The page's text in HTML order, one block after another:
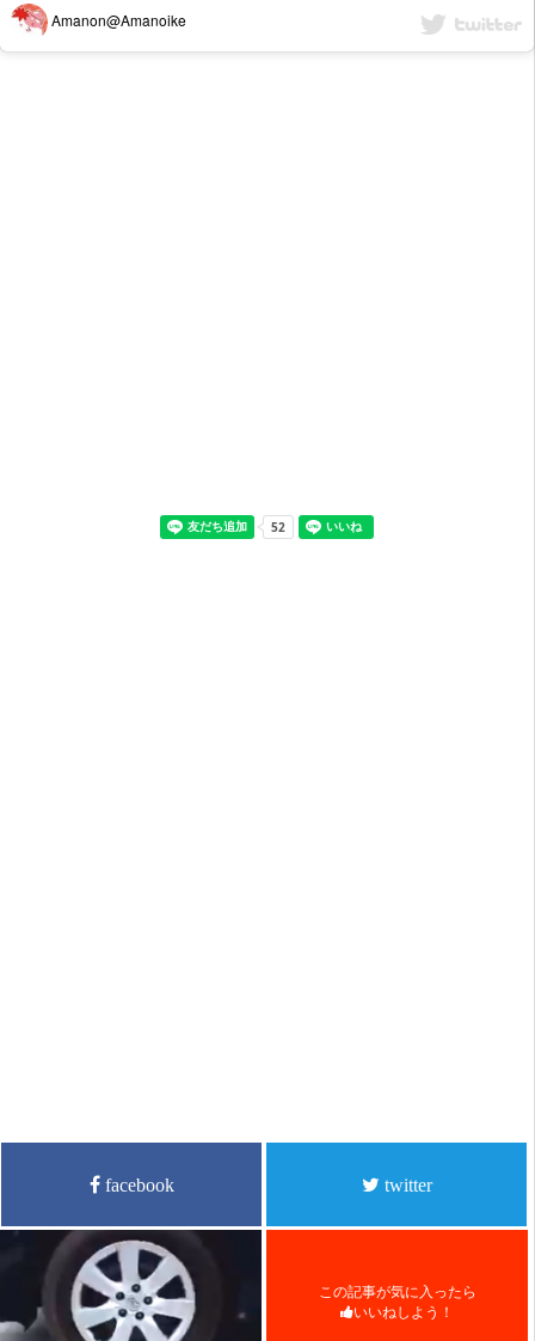
Amanon@Amanoike
facebook twitter
この記事が気に入ったら
いいねしよう！